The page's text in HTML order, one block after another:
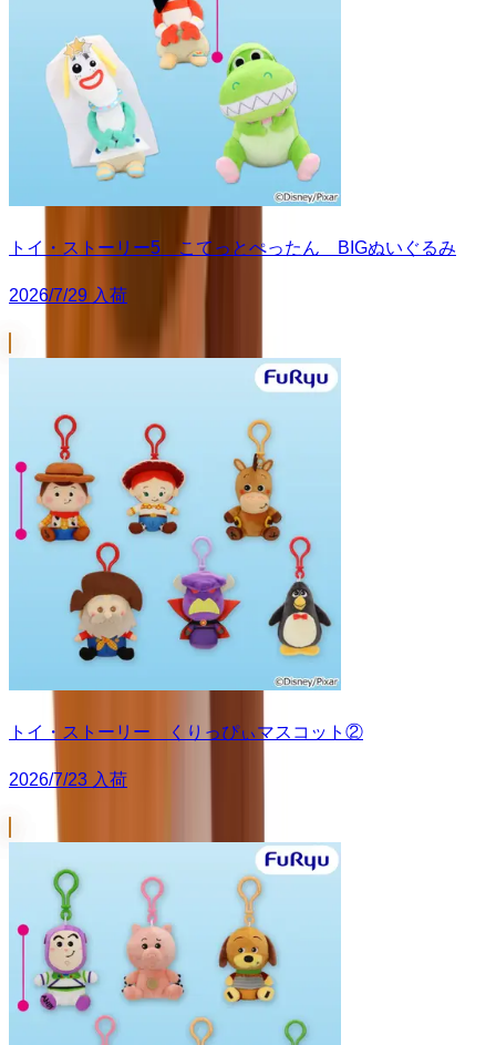
トイ・ストーリー5 こてっとぺったん BIGぬいぐるみ
2026/7/29 入荷
トイ・ストーリー くりっぴぃマスコット②
2026/7/23 入荷